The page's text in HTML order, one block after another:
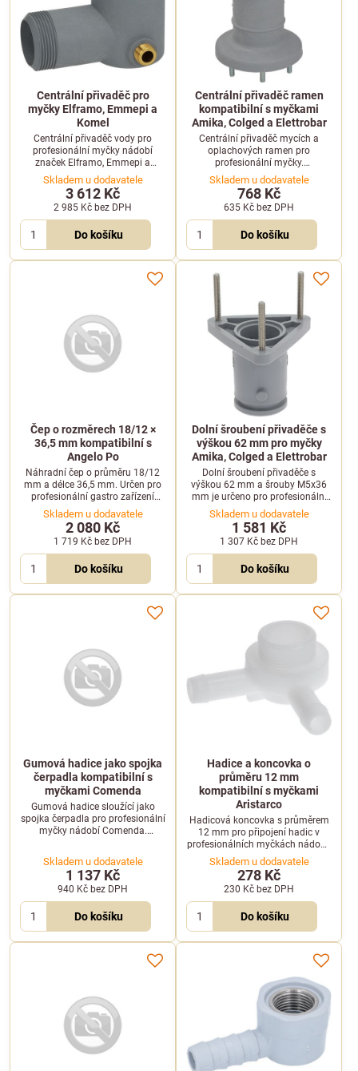
Centrální přivaděč pro
myčky Elframo, Emmepi a
Komel
Centrální přivaděč vody pro
profesionální myčky nádobí
značek Elframo, Emmepi a
Komel. Zajišťuje bezproblémový
přívod vody do mycích ramen a
stabilní výkon mytí.
Skladem u dodavatele
3 612 Kč
2 985 Kč bez DPH
Do košíku
Centrální přivaděč ramen
kompatibilní s myčkami
Amika, Colged a Elettrobar
Centrální přivaděč mycích a
oplachových ramen pro
profesionální myčky.
Kompatibilní se zařízeními
Amika, Apach, Colged, Elettrobar,
Eurowash a Wolk.
Skladem u dodavatele
768 Kč
635 Kč bez DPH
Do košíku
Čep o rozměrech 18/12 ×
36,5 mm kompatibilní s
Angelo Po
Náhradní čep o průměru 18/12
mm a délce 36,5 mm. Určen pro
profesionální gastro zařízení
značky Angelo Po.
Skladem u dodavatele
2 080 Kč
1 719 Kč bez DPH
Do košíku
Dolní šroubení přivaděče s
výškou 62 mm pro myčky
Amika, Colged a Elettrobar
Dolní šroubení přivaděče s
výškou 62 mm a šrouby M5x36
mm je určeno pro profesionální
myčky nádobí. Vhodné je pro
vybrané modely značek Amika,
Colged, Elettrobar a dalších.
Skladem u dodavatele
1 581 Kč
1 307 Kč bez DPH
Do košíku
Gumová hadice jako spojka
čerpadla kompatibilní s
myčkami Comenda
Gumová hadice sloužící jako
spojka čerpadla pro profesionální
myčky nádobí Comenda.
Skladem u dodavatele
1 137 Kč
940 Kč bez DPH
Do košíku
Hadice a koncovka o
průměru 12 mm
kompatibilní s myčkami
Aristarco
Hadicová koncovka s průměrem
12 mm pro připojení hadic v
profesionálních myčkách nádobí.
Vhodná pro vybrané modely
značky Aristarco.
Skladem u dodavatele
278 Kč
230 Kč bez DPH
Do košíku